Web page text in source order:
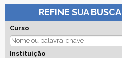
REFINE SUA BUSCA
Curso
Instituição